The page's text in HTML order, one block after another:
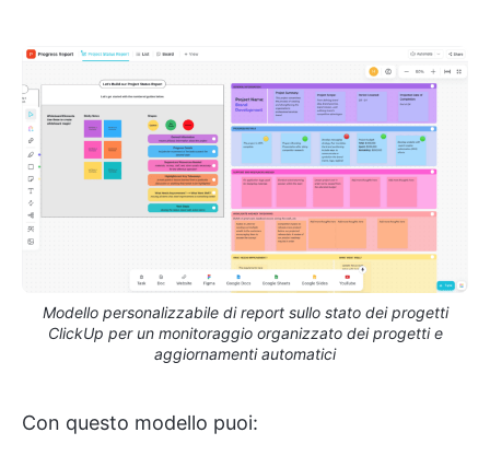
Modello personalizzabile di report sullo stato dei progetti
ClickUp per un monitoraggio organizzato dei progetti e
aggiornamenti automatici
Con questo modello puoi: